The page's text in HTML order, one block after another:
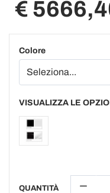
€
Colore
VISUALIZZA LE
QUANTITÀ